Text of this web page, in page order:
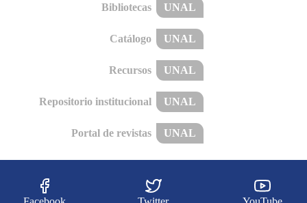
Bibliotecas UNAL
Catálogo UNAL
Recursos UNAL
Repositorio institucional UNAL
Portal de revistas UNAL